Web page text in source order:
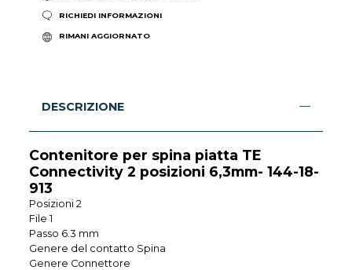
RICHIEDI INFORMAZIONI
RIMANI AGGIORNATO
DESCRIZIONE
Contenitore per spina piatta TE
Connectivity 2 posizioni 6,3mm- 144-18-
913
Posizioni 2
File 1
Passo 6.3 mm
Genere del contatto Spina
Genere Connettore